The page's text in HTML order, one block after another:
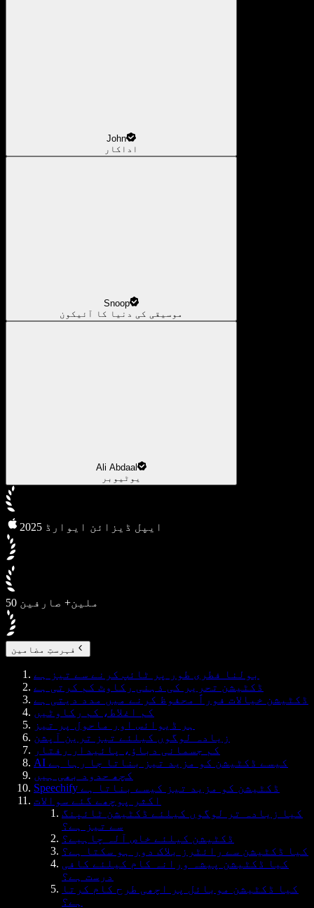
John
اداکار
Snoop
موسیقی کی دنیا کا آئیکون
Ali Abdaal
یوٹیوبر
2025 ایپل ڈیزائن ایوارڈ
50 ملین+ صارفین
فہرستِ مضامین
بولنا فطری طور پر ٹائپ کرنے سے تیز ہے
ڈکٹیشن تحریر کی ذہنی رکاوٹ کم کرتی ہے
ڈکٹیشن خیالات فوراً محفوظ کرنے میں مدد دیتی ہے
کم اغلاط، کم رکاوٹیں
ہر ڈیوائس اور ماحول پر تیز
زیادہ لوگوں کیلئے تیز ترین آپشن
کم جسمانی دباؤ، پائیدار رفتار
AI کیسے ڈکٹیشن کو مزید تیز بناتا جا رہا ہے
کچھ حدود بھی ہیں
Speechify ڈکٹیشن کو مزید تیز کیسے بناتا ہے
اکثر پوچھے گئے سوالات
کیا زیادہ تر لوگوں کیلئے ڈکٹیشن ٹائپنگ
سے تیز ہے؟
ڈکٹیشن کیلئے خاص آلہ چاہیے؟
کیا ڈکٹیشن سے رائٹرز بلاک دور ہو سکتا ہے؟
کیا ڈکٹیشن پیشہ ورانہ کام کیلئے کافی
درست ہے؟
کیا ڈکٹیشن موبائل پر اچھی طرح کام کرتا
ہے؟